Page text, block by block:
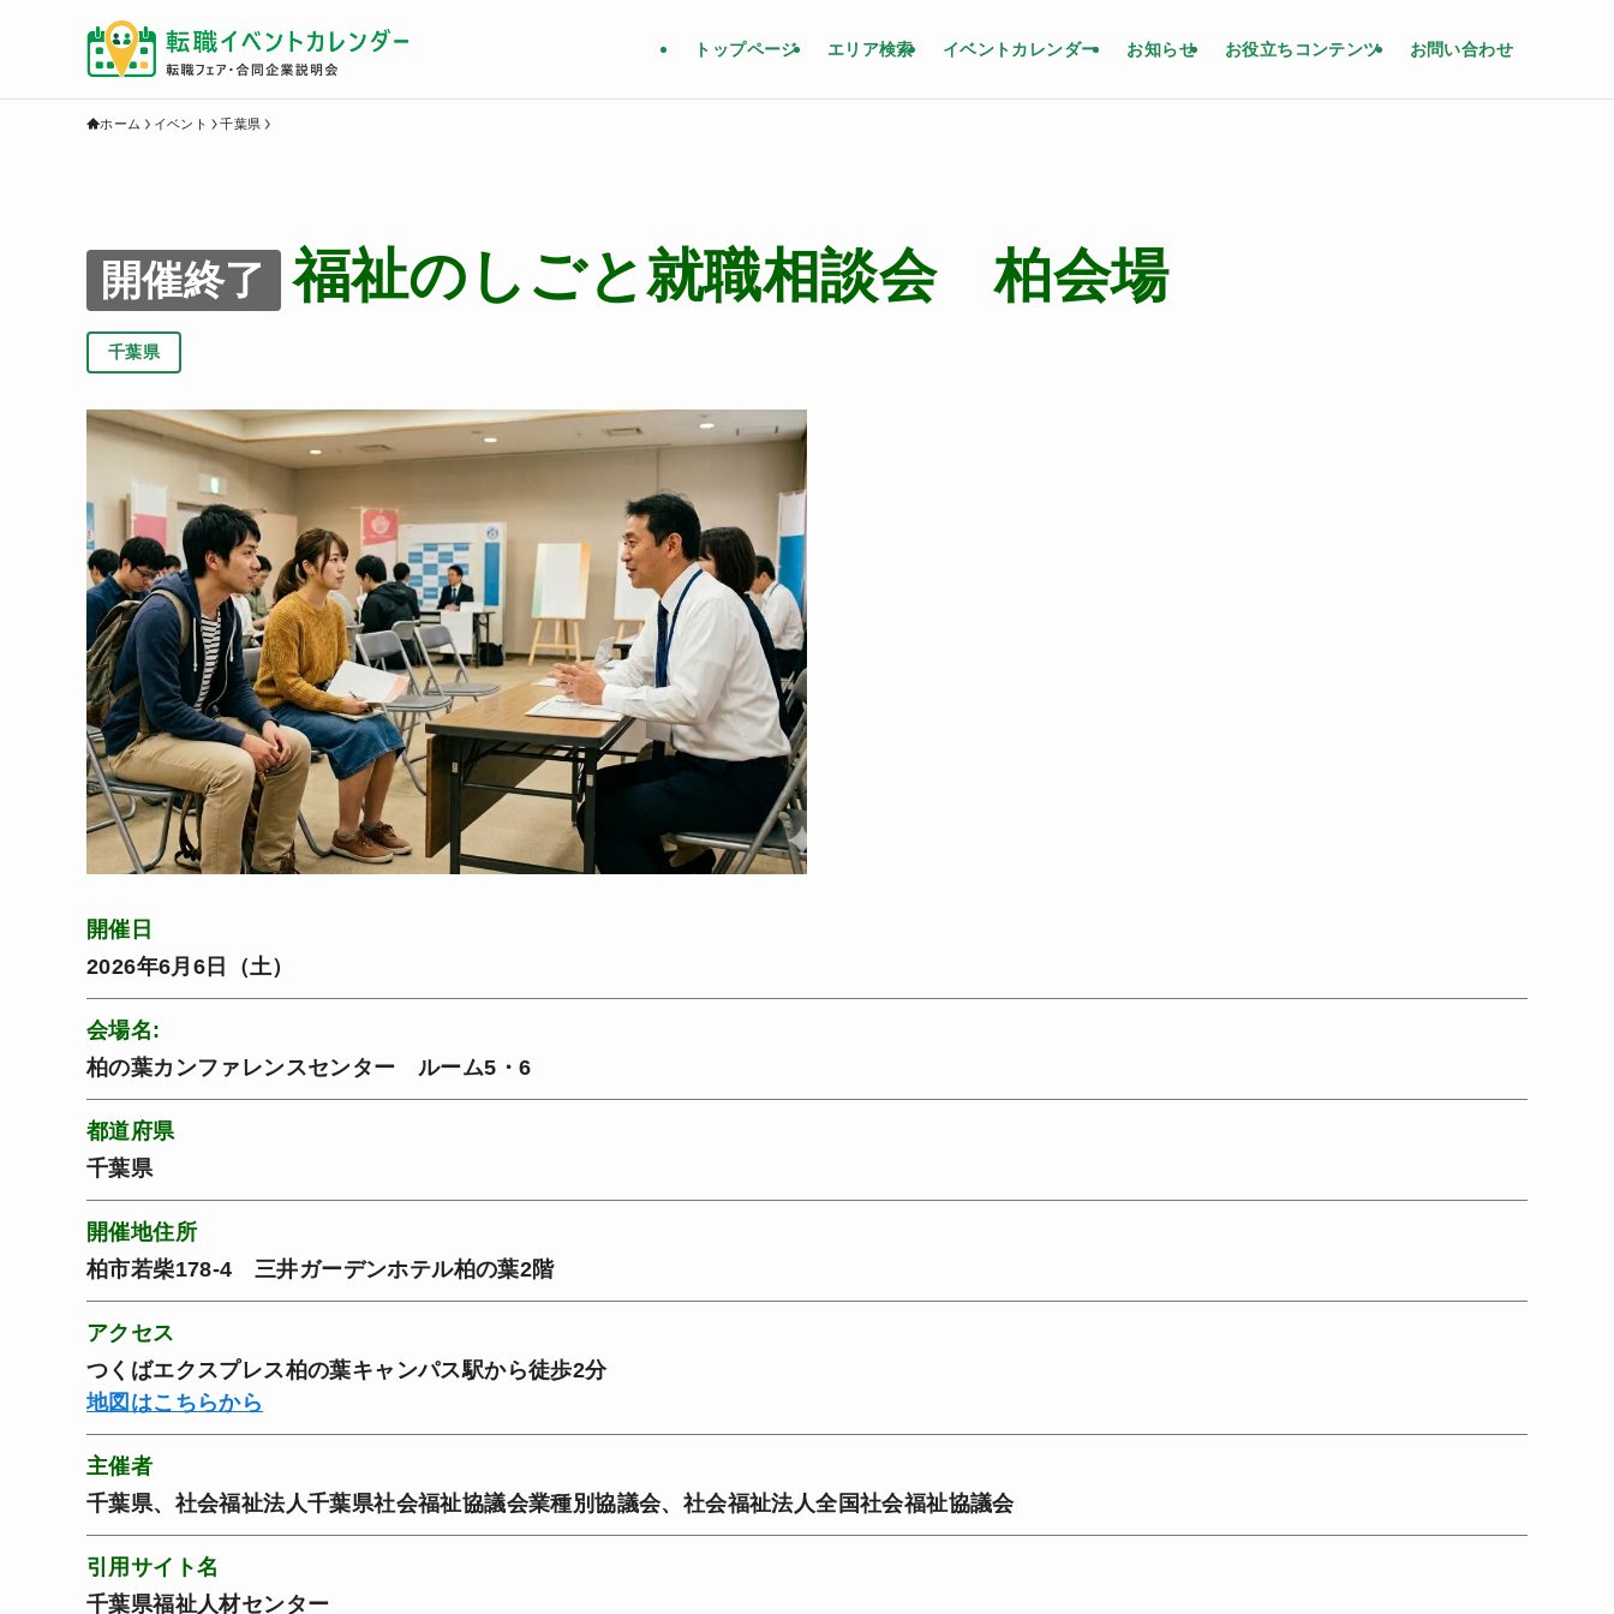
トップページ エリア検索 イベントカレンダー お知らせ お役立ちコンテンツ お問い合わせ
ホーム イベント 千葉県
開催終了 福祉のしごと就職相談会 柏会場
千葉県
開催日
2026年6月6日（土）
会場名:
柏の葉カンファレンスセンター ルーム5・6
都道府県
千葉県
開催地住所
柏市若柴178-4 三井ガーデンホテル柏の葉2階
アクセス
つくばエクスプレス柏の葉キャンパス駅から徒歩2分
地図はこちらから
主催者
千葉県、社会福祉法人千葉県社会福祉協議会業種別協議会、社会福祉法人全国社会福祉協議会
引用サイト名
千葉県福祉人材センター